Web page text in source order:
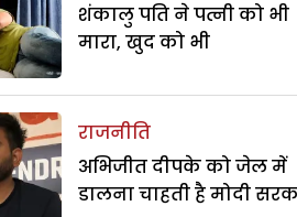
शंकालु पति ने पत्नी को भी
मारा, खुद को भी
राजनीति
अभिजीत दीपके को जेल में
डालना चाहती है मोदी